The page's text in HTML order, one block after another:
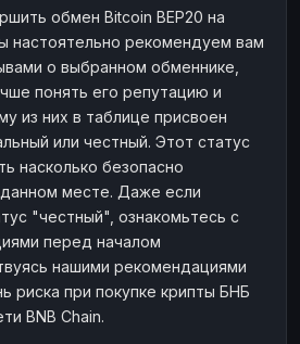
Наличные
обмен Bitcoin BEP20 на
настоятельно рекомендуем вам
о выбранном обменнике,
понять его репутацию и
из них в таблице присвоен
или честный. Этот статус
насколько безопасно
месте. Даже если
"честный", ознакомьтесь с
перед началом
нашими рекомендациями
риска при покупке крипты БНБ
BNB Chain.